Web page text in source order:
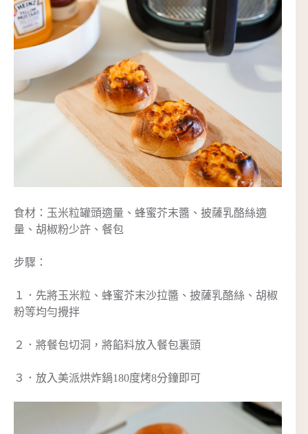
食材：玉米粒罐頭適量、蜂蜜芥末醬、披薩乳酪絲適
量、胡椒粉少許、餐包
步驟：
１．先將玉米粒、蜂蜜芥末沙拉醬、披薩乳酪絲、胡椒
粉等均勻攪拌
２．將餐包切洞，將餡料放入餐包裏頭
３．放入美派烘炸鍋180度烤8分鐘即可